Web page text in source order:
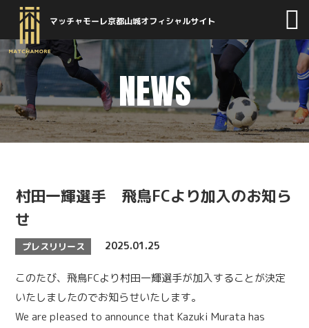
マッチャモーレ京都山城オフィシャルサイト
NEWS
村田一輝選手 飛鳥FCより加入のお知ら
せ
プレスリリース 2025.01.25
このたび、飛鳥FCより村田一輝選手が加入することが決定
いたしましたのでお知らせいたします。
We are pleased to announce that Kazuki Murata has